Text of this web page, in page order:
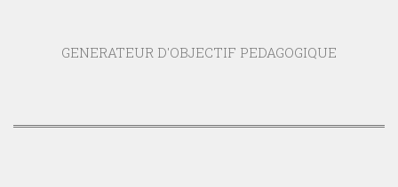
GENERATEUR D'OBJECTIF PEDAGOGIQUE